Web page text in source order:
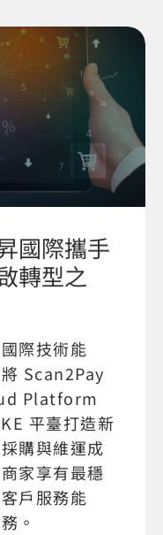
國際攜手
轉型之
際技術能
Scan2Pay
Platform
平臺打造新
購與維運成
家享有最穩
戶服務能
。